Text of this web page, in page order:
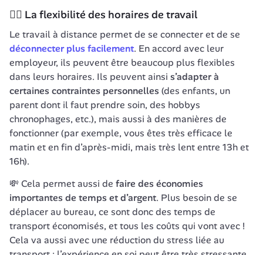
🤸‍♀️ La flexibilité des horaires de travail
déconnecter plus facilement. En accord avec leur
employeur, ils peuvent être beaucoup plus flexibles
dans leurs horaires. Ils peuvent ainsi s’adapter à
certaines contraintes personnelles (des enfants, un
parent dont il faut prendre soin, des hobbys
chronophages, etc.), mais aussi à des manières de
fonctionner (par exemple, vous êtes très efficace le
matin et en fin d’après-midi, mais très lent entre 13h et
16h).
💸 Cela permet aussi de faire des économies
importantes de temps et d’argent. Plus besoin de se
déplacer au bureau, ce sont donc des temps de
transport économisés, et tous les coûts qui vont avec !
Cela va aussi avec une réduction du stress liée au